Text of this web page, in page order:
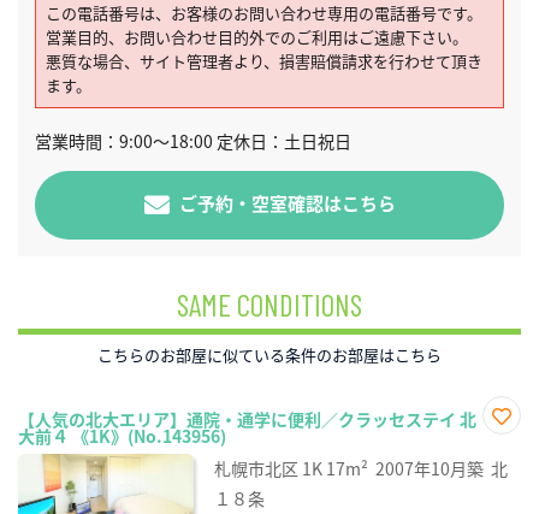
この電話番号は、お客様のお問い合わせ専用の電話番号です。
営業目的、お問い合わせ目的外でのご利用はご遠慮下さい。
悪質な場合、サイト管理者より、損害賠償請求を行わせて頂き
ます。
営業時間：9:00～18:00 定休日：土日祝日
ご予約・空室確認はこちら
SAME CONDITIONS
こちらのお部屋に似ている条件のお部屋はこちら
【人気の北大エリア】通院・通学に便利／クラッセステイ 北
大前４ 《1K》(No.143956)
に入
り登
札幌市北区 1K 17m² 2007年10月築 北
１８条